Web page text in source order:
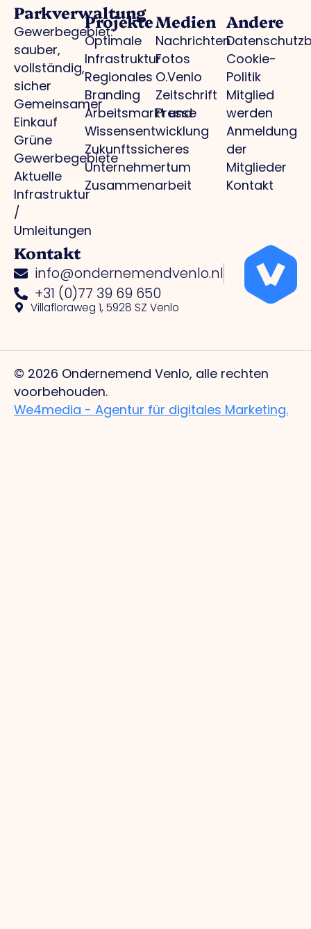
Parkverwaltung
Gewerbegebiet:
sauber,
vollständig,
sicher
Gemeinsamer
Einkauf
Grüne
Gewerbegebiete
Aktuelle
Infrastruktur
/
Umleitungen
Projekte
Optimale
Infrastruktur
Regionales
Branding
Arbeitsmarkt und
Wissensentwicklung
Zukunftssicheres
Unternehmertum
Zusammenarbeit
Medien
Nachrichten
Fotos
O.Venlo
Zeitschrift
Presse
Andere
Cookie-
Politik
Mitglied
werden
Anmeldung
der
Mitglieder
Kontakt
Kontakt
info@ondernemendvenlo.nl
+31 (0)77 39 69 650
Villafloraweg 1, 5928 SZ Venlo
© 2026 Ondernemend Venlo, alle rechten
voorbehouden.
We4media - Agentur für digitales Marketing.